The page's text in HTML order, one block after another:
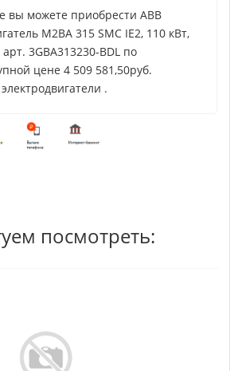
вы можете приобрести ABB
M2BA 315 SMC IE2, 110 кВт,
3GBA313230-BDL по
цене 4 509 581,50руб.
.
посмотреть: